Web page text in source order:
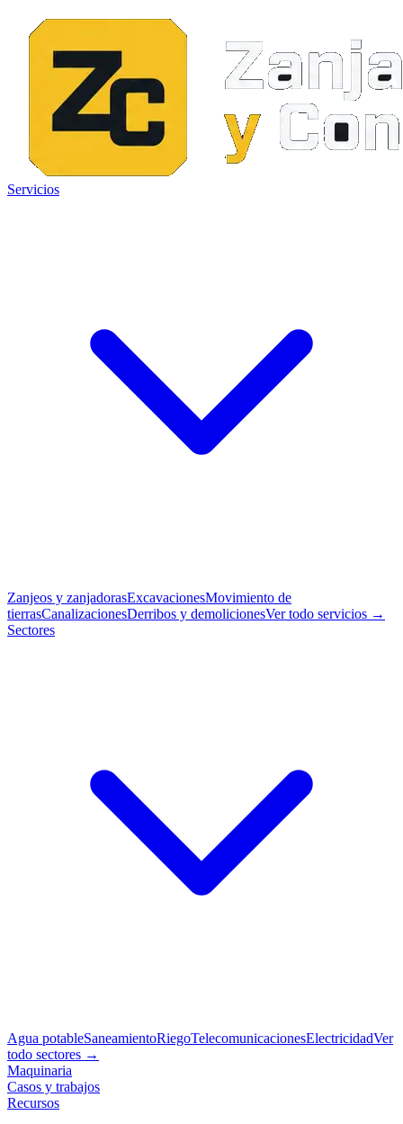
Servicios
Zanjeos y zanjadorasExcavacionesMovimiento de
tierrasCanalizacionesDerribos y demolicionesVer todo servicios →
Sectores
Agua potableSaneamientoRiegoTelecomunicacionesElectricidadVer
todo sectores →
Maquinaria
Casos y trabajos
Recursos